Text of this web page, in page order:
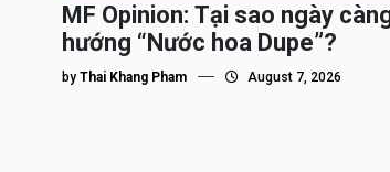
MF Opinion: Tại sao ngày
hướng “Nước hoa Dupe”?
by Thai Khang Pham August 7, 2026